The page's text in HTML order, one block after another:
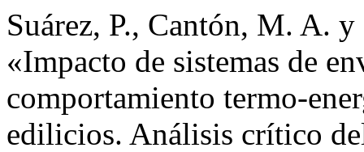
Suárez, P., Cantón, M. A.
«Impacto de sistemas de
comportamiento termo-
edilicios. Análisis crítico